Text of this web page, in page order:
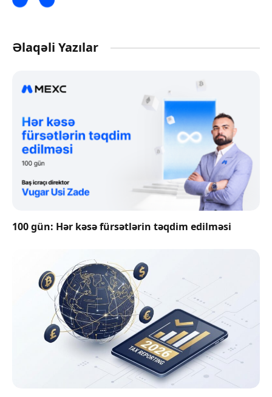
Əlaqəli Yazılar
100 gün: Hər kəsə fürsətlərin təqdim edilməsi